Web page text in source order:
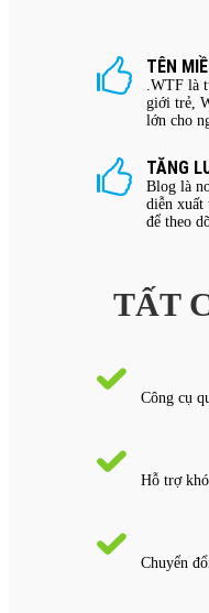
TÊN
.WTF là
giới trẻ,
lớn cho
TĂNG
Blog là
diễn xuất
để theo
TẤT
Công cụ
Hỗ trợ
Chuyển